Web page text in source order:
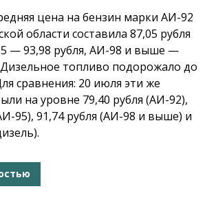
цена на бензин марки АИ-92
области составила 87,05 рубля
— 93,98 рубля, АИ-98 и выше —
Дизельное топливо подорожало до
сравнения: 20 июля эти же
на уровне 79,40 рубля (АИ-92),
95), 91,74 рубля (АИ-98 и выше) и